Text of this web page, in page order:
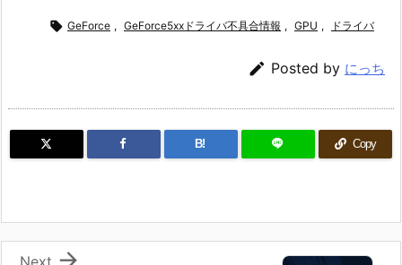
 GeForce , GeForce5xxドライバ不具合情報 , GPU , ドライバ
 Posted by にっち
B! Copy
Next